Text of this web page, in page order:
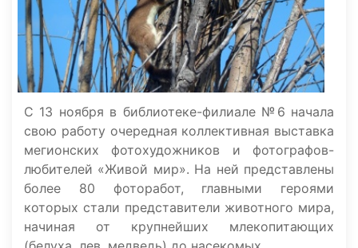
С 13 ноября в библиотеке-филиале №6 начала
свою работу очередная коллективная выставка
мегионских фотохудожников и фотографов-
любителей «Живой мир». На ней представлены
более 80 фоторабот, главными героями
которых стали представители животного мира,
начиная от крупнейших млекопитающих